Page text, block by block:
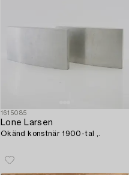
1615085
Lone Larsen
Okänd konstnär 1900-tal ,.